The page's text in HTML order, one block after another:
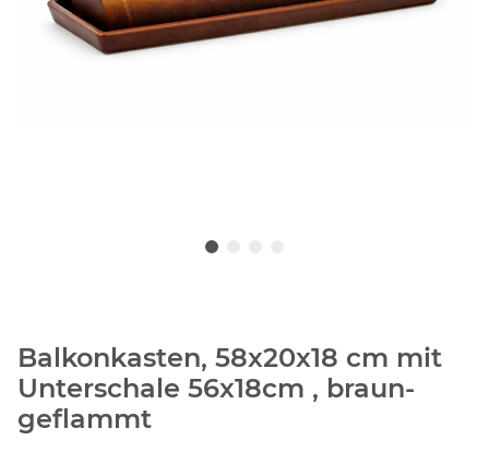
Balkonkasten, 58x20x18 cm mit
Unterschale 56x18cm , braun-
geflammt